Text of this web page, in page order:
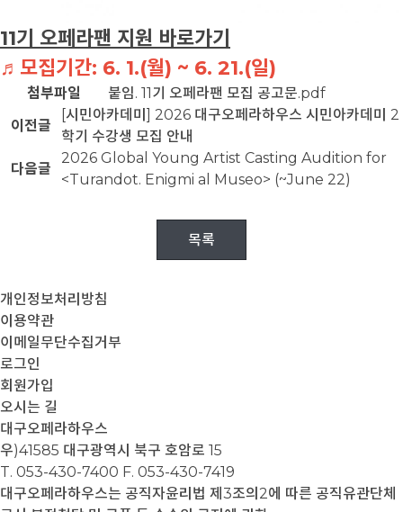
11기 오페라팬 지원 바로가기
♬모집기간: 6. 1.(월) ~ 6. 21.(일)
첨부파일
붙임. 11기 오페라팬 모집 공고문.pdf
이전글
[시민아카데미] 2026 대구오페라하우스 시민아카데미 2
학기 수강생 모집 안내
다음글
2026 Global Young Artist Casting Audition for
<Turandot. Enigmi al Museo> (~June 22)
목록
개인정보처리방침
이용약관
이메일무단수집거부
로그인
회원가입
오시는 길
대구오페라하우스
우)41585 대구광역시 북구 호암로 15
T. 053-430-7400 F. 053-430-7419
대구오페라하우스는 공직자윤리법 제3조의2에 따른 공직유관단체